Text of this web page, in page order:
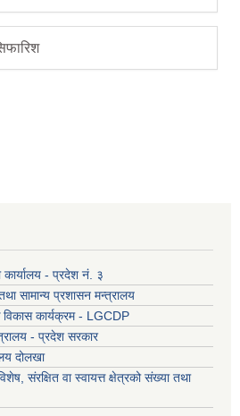
कार्यालय - प्रदेश नं. ३
सामान्य प्रशासन मन्त्रालय
विकास कार्यक्रम - LGCDP
- प्रदेश सरकार
दोलखा
संरक्षित वा स्वायत्त क्षेत्रको संख्या तथा